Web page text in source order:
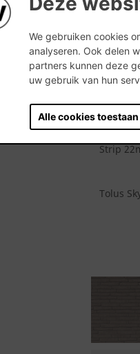
We gebruiken cookies
analyseren. Ook delen
partners kunnen deze
uw gebruik van hun
Alle cookies toestaan
Naam
Strip
Tolus